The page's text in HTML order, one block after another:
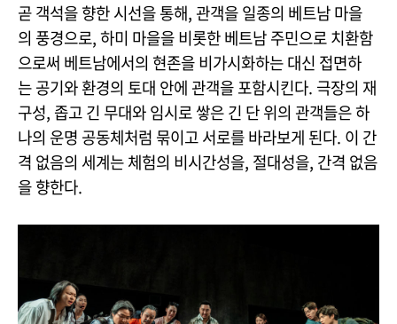
곧 객석을 향한 시선을 통해, 관객을 일종의 베트남 마을
의 풍경으로, 하미 마을을 비롯한 베트남 주민으로 치환함
으로써 베트남에서의 현존을 비가시화하는 대신 접면하
는 공기와 환경의 토대 안에 관객을 포함시킨다. 극장의 재
구성, 좁고 긴 무대와 임시로 쌓은 긴 단 위의 관객들은 하
나의 운명 공동체처럼 묶이고 서로를 바라보게 된다. 이 간
격 없음의 세계는 체험의 비시간성을, 절대성을, 간격 없음
을 향한다.